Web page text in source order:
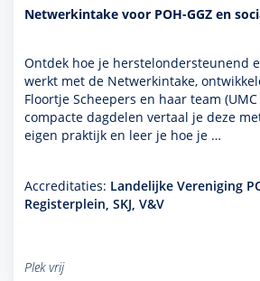
Netwerkintake voor POH-GGZ en
Ontdek hoe je herstelonder­steunend
werkt met de Netwerkintake,
Floortje Scheepers en haar team
compacte dagdelen vertaal je deze
eigen prak­tijk en leer je hoe je …
Accreditaties: Landelijke Vereniging
Registerplein, SKJ, V&V
Plek vrij